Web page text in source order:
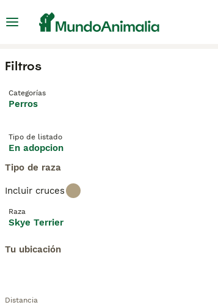
Filtros
Categorías
Perros
Tipo de listado
En adopcion
Tipo de raza
Incluir cruces
Raza
Skye Terrier
Tu ubicación
Distancia